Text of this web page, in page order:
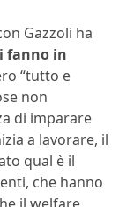
Gazzoli ha
fanno in
“tutto e
non
di imparare
a lavorare, il
qual è il
che hanno